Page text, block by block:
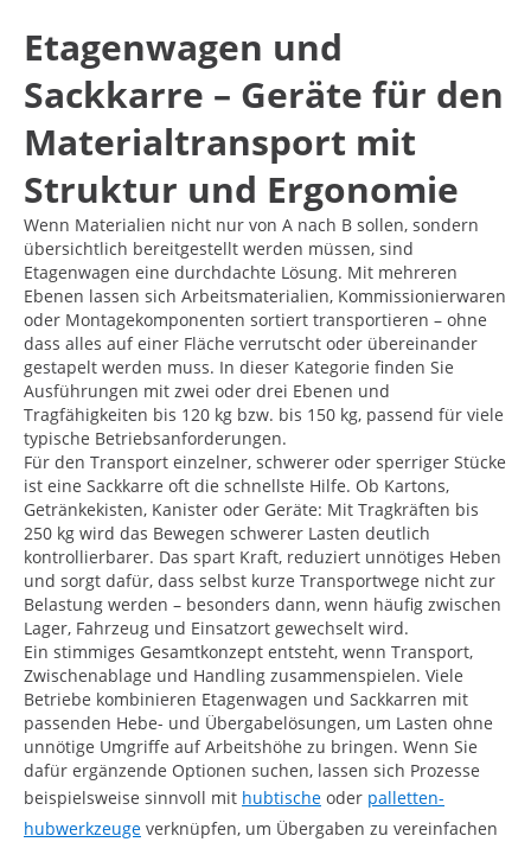
Etagenwagen und
Sackkarre – Geräte für den
Materialtransport mit
Struktur und Ergonomie
Wenn Materialien nicht nur von A nach B sollen, sondern
übersichtlich bereitgestellt werden müssen, sind
Etagenwagen eine durchdachte Lösung. Mit mehreren
Ebenen lassen sich Arbeitsmaterialien, Kommissionierwaren
oder Montagekomponenten sortiert transportieren – ohne
dass alles auf einer Fläche verrutscht oder übereinander
gestapelt werden muss. In dieser Kategorie finden Sie
Ausführungen mit zwei oder drei Ebenen und
Tragfähigkeiten bis 120 kg bzw. bis 150 kg, passend für viele
typische Betriebsanforderungen.
Für den Transport einzelner, schwerer oder sperriger Stücke
ist eine Sackkarre oft die schnellste Hilfe. Ob Kartons,
Getränkekisten, Kanister oder Geräte: Mit Tragkräften bis
250 kg wird das Bewegen schwerer Lasten deutlich
kontrollierbarer. Das spart Kraft, reduziert unnötiges Heben
und sorgt dafür, dass selbst kurze Transportwege nicht zur
Belastung werden – besonders dann, wenn häufig zwischen
Lager, Fahrzeug und Einsatzort gewechselt wird.
Ein stimmiges Gesamtkonzept entsteht, wenn Transport,
Zwischenablage und Handling zusammenspielen. Viele
Betriebe kombinieren Etagenwagen und Sackkarren mit
passenden Hebe- und Übergabelösungen, um Lasten ohne
unnötige Umgriffe auf Arbeitshöhe zu bringen. Wenn Sie
dafür ergänzende Optionen suchen, lassen sich Prozesse
beispielsweise sinnvoll mit hubtische oder palletten-
hubwerkzeuge verknüpfen, um Übergaben zu vereinfachen